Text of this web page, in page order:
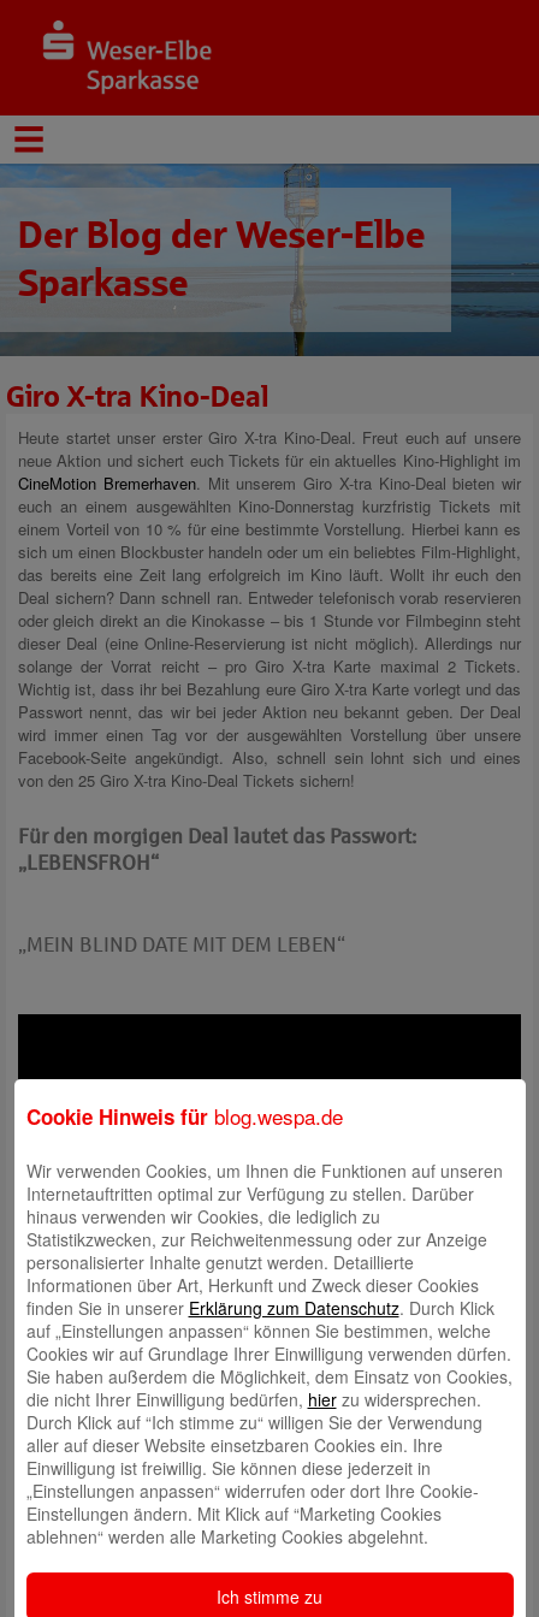
Der Blog der Weser-Elbe
Sparkasse
Giro X-tra Kino-Deal
Heute startet unser erster Giro X-tra Kino-Deal. Freut euch auf unsere
neue Aktion und sichert euch Tickets für ein aktuelles Kino-Highlight im
CineMotion Bremerhaven. Mit unserem Giro X-tra Kino-Deal bieten wir
euch an einem ausgewählten Kino-Donnerstag kurzfristig Tickets mit
einem Vorteil von 10 % für eine bestimmte Vorstellung. Hierbei kann es
sich um einen Blockbuster handeln oder um ein beliebtes Film-Highlight,
das bereits eine Zeit lang erfolgreich im Kino läuft. Wollt ihr euch den
Deal sichern? Dann schnell ran. Entweder telefonisch vorab reservieren
oder gleich direkt an die Kinokasse – bis 1 Stunde vor Filmbeginn steht
dieser Deal (eine Online-Reservierung ist nicht möglich). Allerdings nur
solange der Vorrat reicht – pro Giro X-tra Karte maximal 2 Tickets.
Wichtig ist, dass ihr bei Bezahlung eure Giro X-tra Karte vorlegt und das
Passwort nennt, das wir bei jeder Aktion neu bekannt geben. Der Deal
wird immer einen Tag vor der ausgewählten Vorstellung über unsere
Facebook-Seite angekündigt. Also, schnell sein lohnt sich und eines
von den 25 Giro X-tra Kino-Deal Tickets sichern!
Für den morgigen Deal lautet das Passwort:
„LEBENSFROH“
„MEIN BLIND DATE MIT DEM LEBEN“
Eine aufregende Karriere im Luxus-Hotel – das ist der langgehegte
Traum von Saliya (Kostja Ullmann)! Doch für jemanden, der fast blind
ist, könnte nichts unwahrscheinlicher sein: Aber seinen Traum
aufzugeben, kommt nicht in Frage, und so schickt Saliya eine
Bewerbung an ein 5-Sterne-Hotel – ohne sein Handicap zu erwähnen.
Überraschenderweise funktioniert der Bluff aber tatsächlich und er
bekommt eine Stelle in einem Luxus-Hotel in München. Niemand ahnt
etwas von seinem Geheimnis, nur sein Freund Max (Jacob Matschenz)
schwierige Lage zu bewältigen. Wenn alle anderen Feierabend machen,
übt Saliya bis in die Nacht die für seine Kollegen einfachsten Handgriffe,
Cookie Hinweis für blog.wespa.de
Wir verwenden Cookies, um Ihnen die Funktionen auf unseren
Internetauftritten optimal zur Verfügung zu stellen. Darüber
hinaus verwenden wir Cookies, die lediglich zu
Statistikzwecken, zur Reichweitenmessung oder zur Anzeige
personalisierter Inhalte genutzt werden. Detaillierte
Informationen über Art, Herkunft und Zweck dieser Cookies
finden Sie in unserer Erklärung zum Datenschutz. Durch Klick
auf „Einstellungen anpassen“ können Sie bestimmen, welche
Cookies wir auf Grundlage Ihrer Einwilligung verwenden dürfen.
Sie haben außerdem die Möglichkeit, dem Einsatz von Cookies,
die nicht Ihrer Einwilligung bedürfen, hierzu widersprechen.
Durch Klick auf “Ich stimme zu“ willigen Sie der Verwendung
aller auf dieser Website einsetzbaren Cookies ein. Ihre
Einwilligung ist freiwillig. Sie können diese jederzeit in
„Einstellungen anpassen“ widerrufen oder dort Ihre Cookie-
Einstellungen ändern. Mit Klick auf “Marketing Cookies
ablehnen“ werden alle Marketing Cookies abgelehnt.
Ich stimme zu